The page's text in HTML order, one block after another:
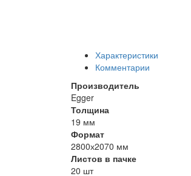
Характеристики
Комментарии
Производитель
Egger
Толщина
19 мм
Формат
2800х2070 мм
Листов в пачке
20 шт